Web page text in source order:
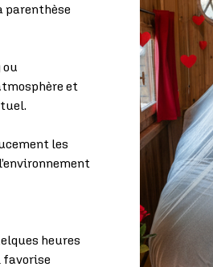
parenthèse
ou
et
les
heures
favorise